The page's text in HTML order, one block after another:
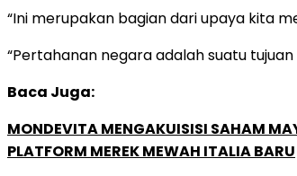
“Ini merupakan bagian dari upaya kita
“Pertahanan negara adalah suatu
Baca Juga:
MONDEVITA MENGAKUISISI SAHAM
PLATFORM MEREK MEWAH ITALIA BARU